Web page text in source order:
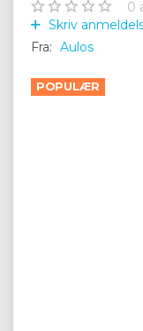
0
Skriv
Fra: Aulos
POPULÆR